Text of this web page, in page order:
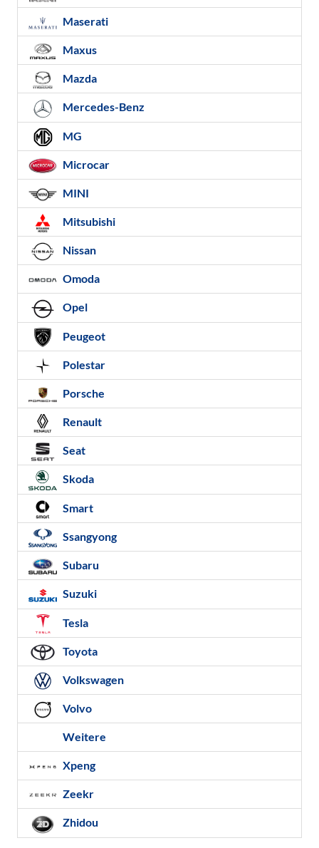
Maserati
Maxus
Mazda
Mercedes-Benz
MG
Microcar
MINI
Mitsubishi
Nissan
Omoda
Opel
Peugeot
Polestar
Porsche
Renault
Seat
Skoda
Smart
Ssangyong
Subaru
Suzuki
Tesla
Toyota
Volkswagen
Volvo
Weitere
Xpeng
Zeekr
Zhidou